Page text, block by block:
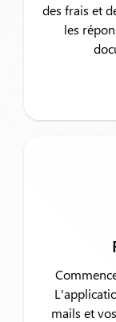
des frais et
les
mails et